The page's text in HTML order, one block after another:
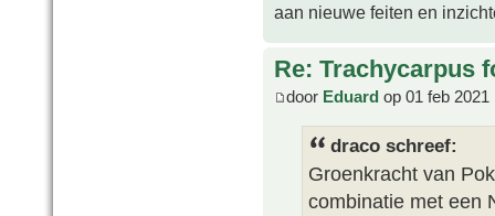
aan nieuwe feiten en
Re: Trachycarpus
door Eduard op 01 feb 2021
draco schreef:
Groenkracht van
combinatie met een